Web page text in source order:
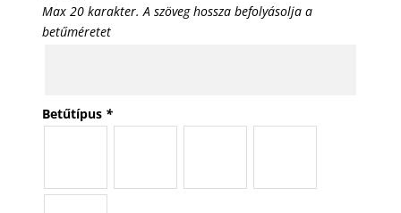
Max 20 karakter. A szöveg hossza befolyásolja a
betűméretet
Betűtípus *